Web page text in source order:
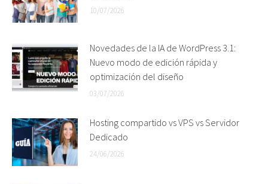
10/07/2026
Novedades de la IA de WordPress 3.1:
Nuevo modo de edición rápida y
optimización del diseño
03/07/2026
Hosting compartido vs VPS vs Servidor
Dedicado
24/06/2026